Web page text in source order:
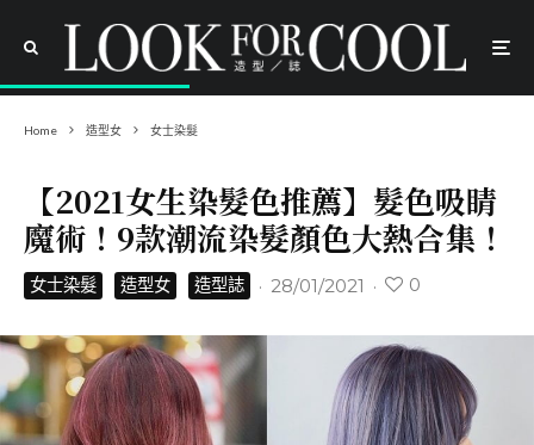
Home 造型女 女士染髮
【2021女生染髮色推薦】髮色吸睛
魔術！9款潮流染髮顏色大熱合集！
女士染髮 造型女 造型誌 · 28/01/2021 · 0